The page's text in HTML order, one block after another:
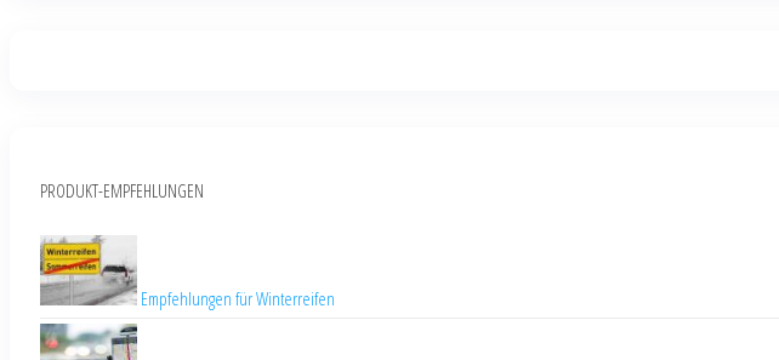
PRODUKT-EMPFEHLUNGEN
Empfehlungen für Winterreifen